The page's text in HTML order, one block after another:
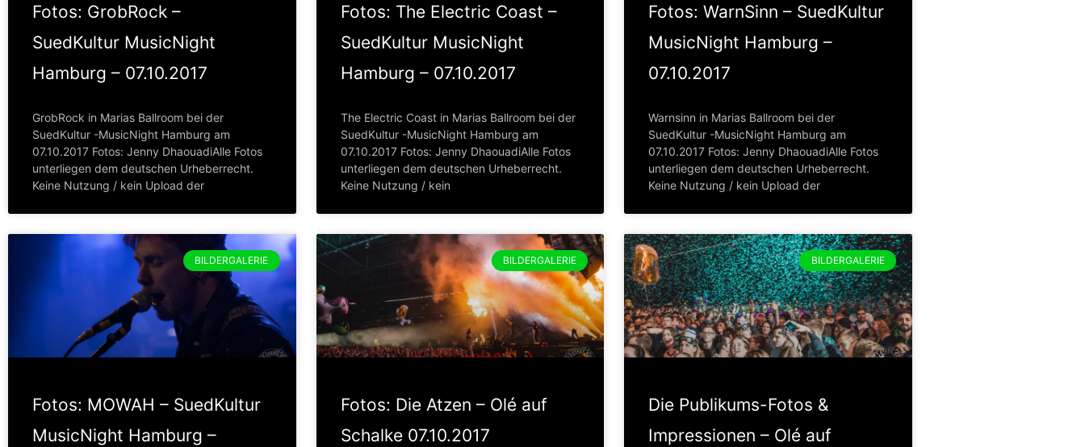
Fotos: GrobRock –
SuedKultur MusicNight
Hamburg – 07.10.2017
GrobRock in Marias Ballroom bei der
SuedKultur -MusicNight Hamburg am
07.10.2017 Fotos: Jenny DhaouadiAlle Fotos
unterliegen dem deutschen Urheberrecht.
Keine Nutzung / kein Upload der
Fotos: The Electric Coast –
SuedKultur MusicNight
Hamburg – 07.10.2017
The Electric Coast in Marias Ballroom bei der
SuedKultur -MusicNight Hamburg am
07.10.2017 Fotos: Jenny DhaouadiAlle Fotos
unterliegen dem deutschen Urheberrecht.
Keine Nutzung / kein
Fotos: WarnSinn – SuedKultur
MusicNight Hamburg –
07.10.2017
Warnsinn in Marias Ballroom bei der
SuedKultur -MusicNight Hamburg am
07.10.2017 Fotos: Jenny DhaouadiAlle Fotos
unterliegen dem deutschen Urheberrecht.
Keine Nutzung / kein Upload der
BILDERGALERIE
Fotos: MOWAH – SuedKultur
MusicNight Hamburg –
BILDERGALERIE
Fotos: Die Atzen – Olé auf
Schalke 07.10.2017
BILDERGALERIE
Die Publikums-Fotos &
Impressionen – Olé auf